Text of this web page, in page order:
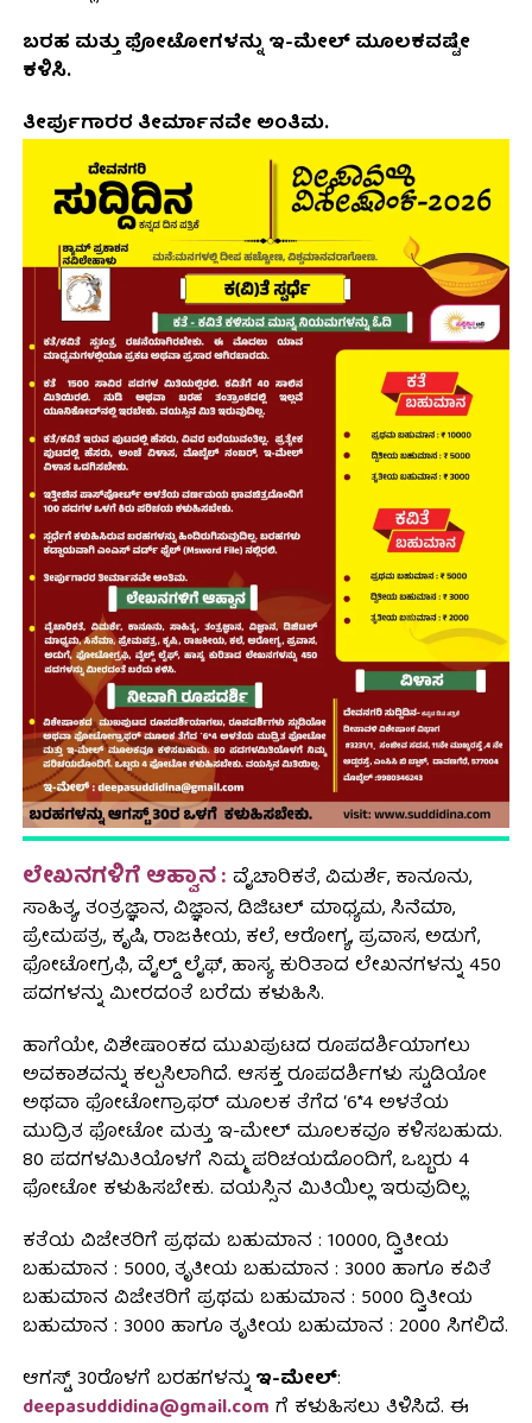
ಬರಹ ಮತ್ತು ಫೋಟೋಗಳನ್ನು ಇ-ಮೇಲ್ ಮೂಲಕವಷ್ಟೇ
ಕಳಿಸಿ.
ತೀರ್ಪುಗಾರರ ತೀರ್ಮಾನವೇ ಅಂತಿಮ.
ಲೇಖನಗಳಿಗೆ ಆಹ್ವಾನ : ವೈಚಾರಿಕತೆ, ವಿಮರ್ಶೆ, ಕಾನೂನು,
ಸಾಹಿತ್ಯ, ತಂತ್ರಜ್ಞಾನ, ವಿಜ್ಞಾನ, ಡಿಜಿಟಲ್ ಮಾಧ್ಯಮ, ಸಿನೆಮಾ,
ಪ್ರೇಮಪತ್ರ, ಕೃಷಿ, ರಾಜಕೀಯ, ಕಲೆ, ಆರೋಗ್ಯ, ಪ್ರವಾಸ, ಅಡುಗೆ,
ಫೋಟೋಗ್ರಫಿ, ವೈಲ್ಡ್ ಲೈಫ್, ಹಾಸ್ಯ ಕುರಿತಾದ ಲೇಖನಗಳನ್ನು 450
ಪದಗಳನ್ನು ಮೀರದಂತೆ ಬರೆದು ಕಳುಹಿಸಿ.
ಹಾಗೆಯೇ, ವಿಶೇಷಾಂಕದ ಮುಖಪುಟದ ರೂಪದರ್ಶಿಯಾಗಲು
ಅವಕಾಶವನ್ನು ಕಲ್ಪಸಿಲಾಗಿದೆ. ಆಸಕ್ತ ರೂಪದರ್ಶಿಗಳು ಸ್ಟುಡಿಯೋ
ಅಥವಾ ಫೋಟೋಗ್ರಾಫರ್ ಮೂಲಕ ತೆಗೆದ ‘6*4 ಅಳತೆಯ
ಮುದ್ರಿತ ಫೋಟೋ ಮತ್ತು ಇ-ಮೇಲ್ ಮೂಲಕವೂ ಕಳಿಸಬಹುದು.
80 ಪದಗಳಮಿತಿಯೊಳಗೆ ನಿಮ್ಮ ಪರಿಚಯದೊಂದಿಗೆ, ಒಬ್ಬರು 4
ಫೋಟೋ ಕಳುಹಿಸಬೇಕು. ವಯಸ್ಸಿನ ಮಿತಿಯಿಲ್ಲ ಇರುವುದಿಲ್ಲ.
ಕತೆಯ ವಿಜೇತರಿಗೆ ಪ್ರಥಮ ಬಹುಮಾನ : 10000, ದ್ವಿತೀಯ
ಬಹುಮಾನ : 5000, ತೃತೀಯ ಬಹುಮಾನ : 3000 ಹಾಗೂ ಕವಿತೆ
ಬಹುಮಾನ ವಿಜೇತರಿಗೆ ಪ್ರಥಮ ಬಹುಮಾನ : 5000 ದ್ವಿತೀಯ
ಬಹುಮಾನ : 3000 ಹಾಗೂ ತೃತೀಯ ಬಹುಮಾನ : ₹2000 ಸಿಗಲಿದೆ.
ಆಗಸ್ಟ್‌ 30ರೊಳಗೆ ಬರಹಗಳನ್ನುಇ-ಮೇಲ್‌:
deepasuddidina@gmail.com ಗೆ ಕಳುಹಿಸಲು ತಿಳಿಸಿದೆ. ಈ